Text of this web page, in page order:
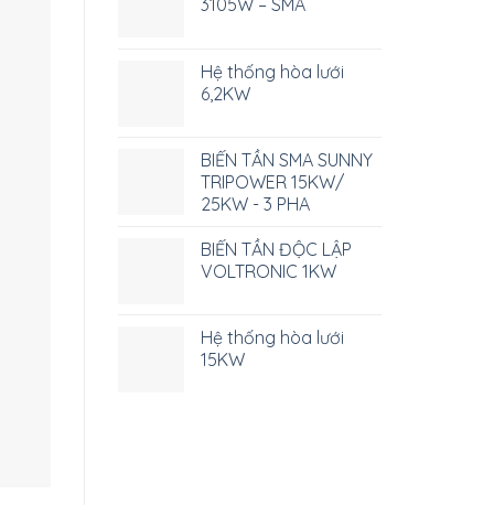
Hệ thống hòa lưới
6,2KW
BIẾN TẦN SMA SUNNY
TRIPOWER 15KW/
25KW - 3 PHA
BIẾN TẦN ĐỘC LẬP
VOLTRONIC 1KW
Hệ thống hòa lưới
15KW